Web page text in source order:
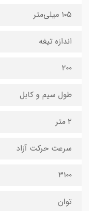
۱۰۵ میلی‌متر
اندازه تیغه
۲۰۰
طول سیم و کابل
۲ متر
سرعت حرکت آزاد
۳۱۰۰
توان